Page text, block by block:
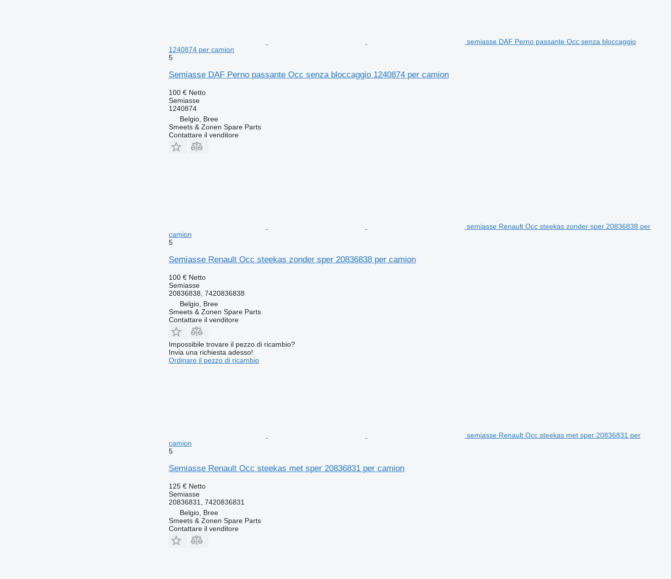
semiasse DAF Perno passante Occ senza bloccaggio
1240874 per camion
5
Semiasse DAF Perno passante Occ senza bloccaggio 1240874 per camion
100 € Netto
Semiasse
1240874
Belgio, Bree
Smeets & Zonen Spare Parts
Contattare il venditore
semiasse Renault Occ steekas zonder sper 20836838 per
camion
5
Semiasse Renault Occ steekas zonder sper 20836838 per camion
100 € Netto
Semiasse
20836838, 7420836838
Belgio, Bree
Smeets & Zonen Spare Parts
Contattare il venditore
Impossibile trovare il pezzo di ricambio?
Invia una richiesta adesso!
Ordinare il pezzo di ricambio
semiasse Renault Occ steekas met sper 20836831 per
camion
5
Semiasse Renault Occ steekas met sper 20836831 per camion
125 € Netto
Semiasse
20836831, 7420836831
Belgio, Bree
Smeets & Zonen Spare Parts
Contattare il venditore